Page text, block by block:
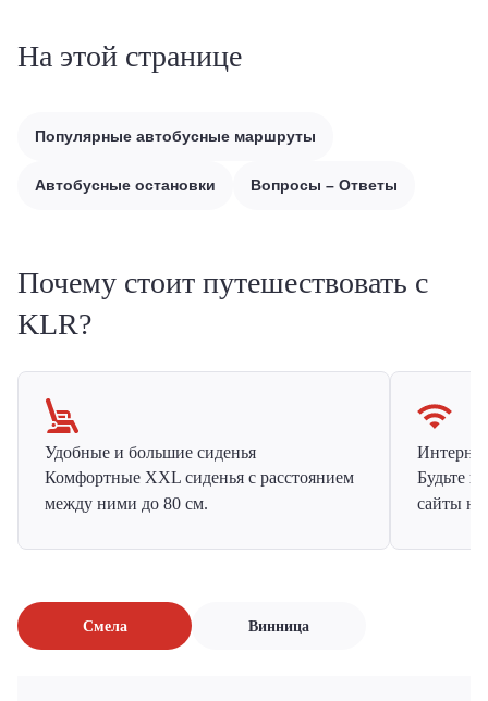
На этой странице
Популярные автобусные маршруты
Автобусные остановки Вопросы – Ответы
Почему стоит путешествовать с
KLR?
Удобные и большие сиденья
Комфортные XXL сиденья с расстоянием
между ними до 80 см.
Будьте
сайты на
Смела Винница